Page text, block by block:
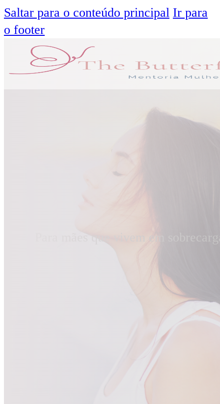
Saltar para o conteúdo principal Ir para
o footer
Para mães que vivem em